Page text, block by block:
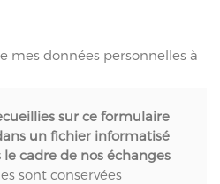
mes données personnelles à
sur ce formulaire
un fichier informatisé
cadre de nos échanges
sont conservées